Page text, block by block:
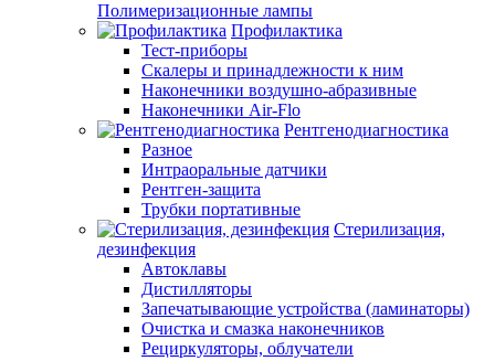
Полимеризационные лампы
Профилактика
Тест-приборы
Скалеры и принадлежности к ним
Наконечники воздушно-абразивные
Наконечники Air-Flo
Рентгенодиагностика
Разное
Интраоральные датчики
Рентген-защита
Трубки портативные
Стерилизация,
дезинфекция
Автоклавы
Дистилляторы
Запечатывающие устройства (ламинаторы)
Очистка и смазка наконечников
Рециркуляторы, облучатели